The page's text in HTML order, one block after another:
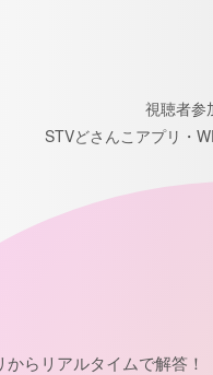
視聴者参
STVどさんこアプリ・
らリアルタイムで解答！